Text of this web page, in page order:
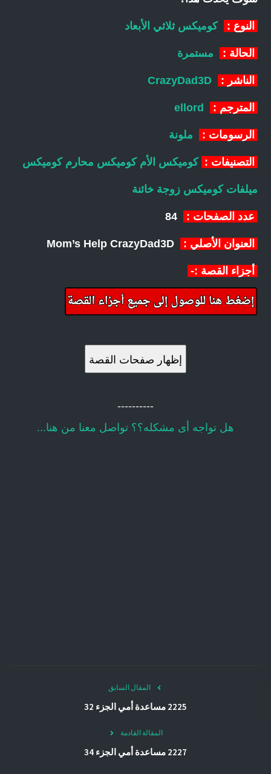
النوع : كوميكس ثلاثي الأبعاد
الحالة : مستمرة
الناشر :
المترجم :
الرسومات : ملونة
التصنيفات : كوميكس الأم كوميكس محارم كوميكس
ميلفات كوميكس زوجة خائنة
عدد الصفحات :
العنوان الأصلي :
أجزاء القصة :-
إظهار صفحات القصة
----------
هل تواجه أى مشكله؟؟ تواصل معنا من هنا...
المقال السابق
2225 مساعدة أمي الجزء 32
المقالة القادمة
2227 مساعدة أمي الجزء 34